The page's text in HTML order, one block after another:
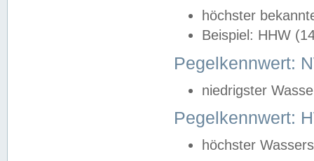
höchster
Beispiel: HHW
Pegelkennwert:
niedrigster
Pegelkennwert:
höchster